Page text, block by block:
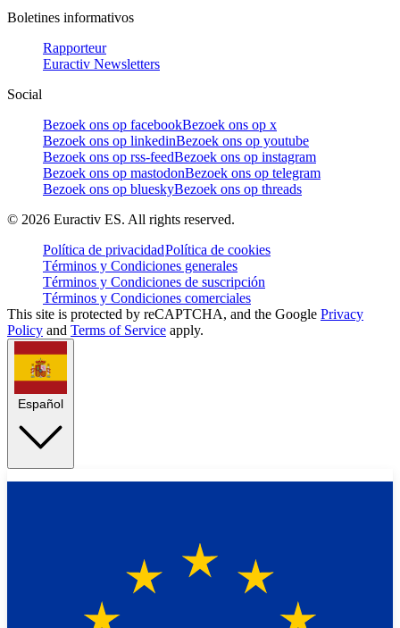
Boletines informativos
Rapporteur
Euractiv Newsletters
Social
Bezoek ons op facebookBezoek ons op x
Bezoek ons op linkedinBezoek ons op youtube
Bezoek ons op rss-feedBezoek ons op instagram
Bezoek ons op mastodonBezoek ons op telegram
Bezoek ons op blueskyBezoek ons op threads
© 2026 Euractiv ES. All rights reserved.
Política de privacidadPolítica de cookies
Términos y Condiciones generales
Términos y Condiciones de suscripción
Términos y Condiciones comerciales
This site is protected by reCAPTCHA, and the Google Privacy
Policy and Terms of Service apply.
Español